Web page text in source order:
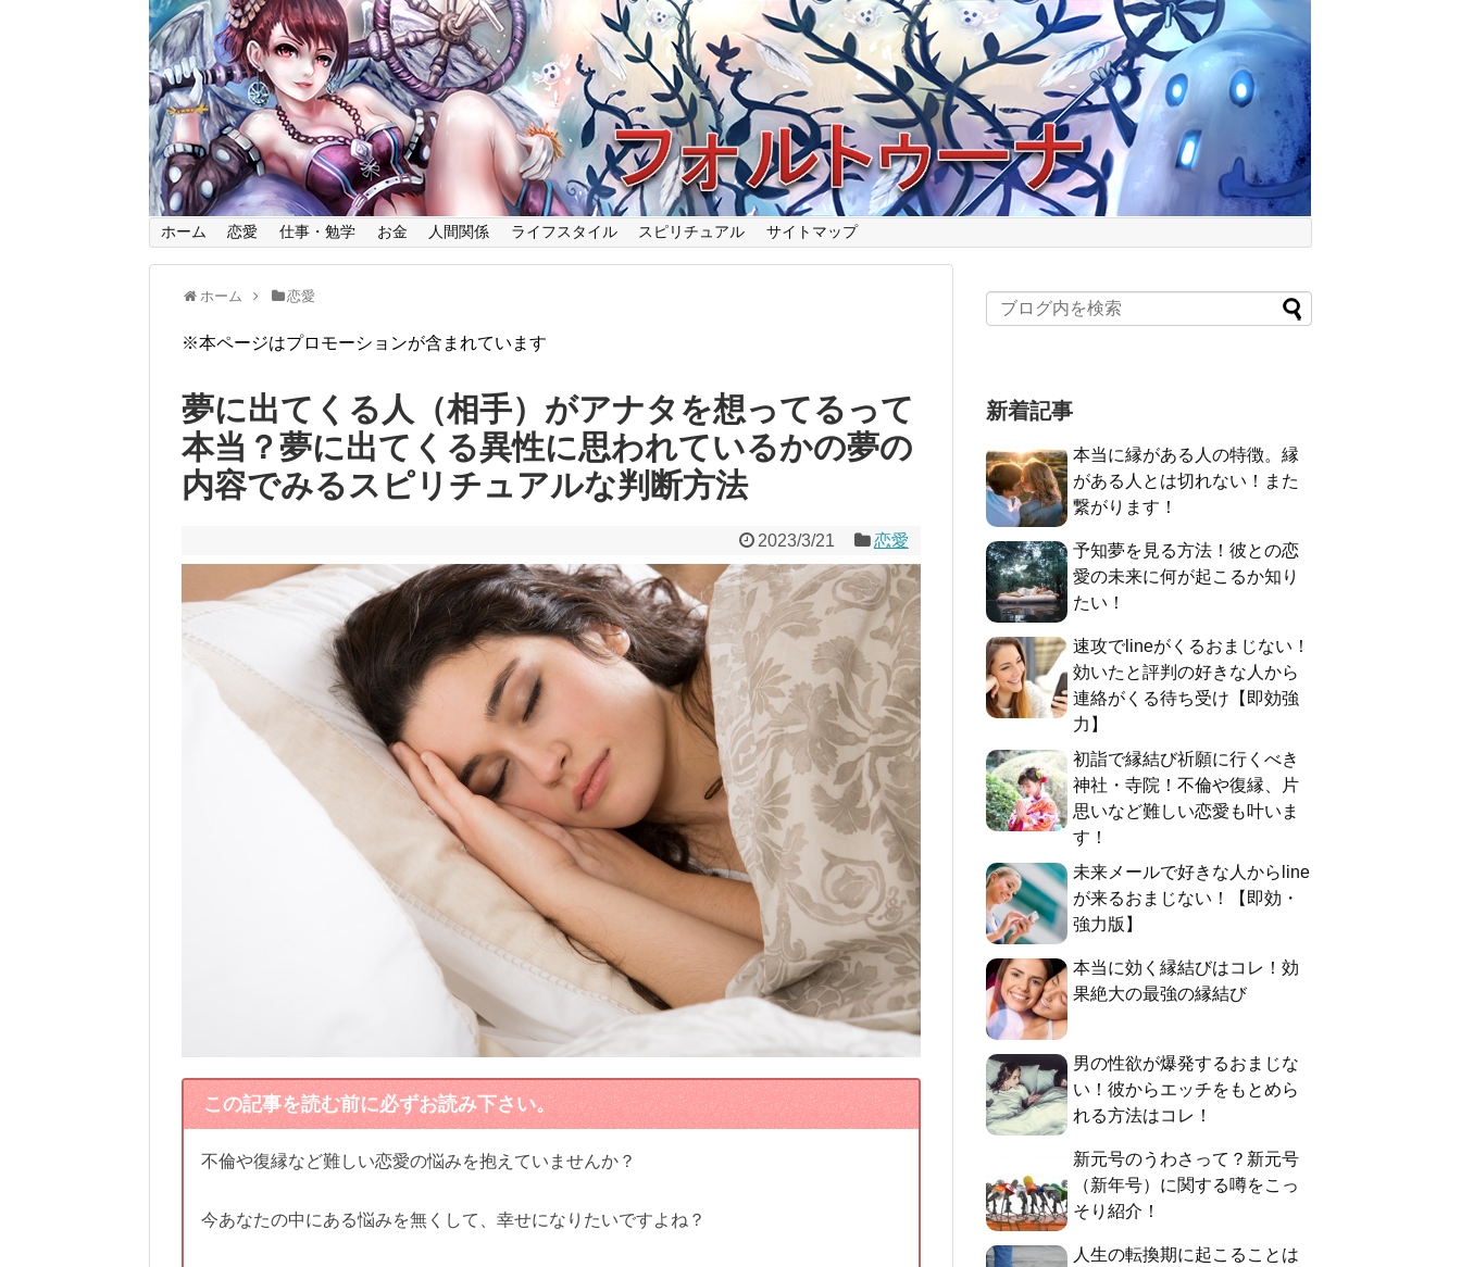
ホーム 恋愛 仕事・勉学 お金 人間関係 ライフスタイル スピリチュアル サイトマップ
ホーム 恋愛
※本ページはプロモーションが含まれています
夢に出てくる人（相手）がアナタを想ってるって
本当？夢に出てくる異性に思われているかの夢の
内容でみるスピリチュアルな判断方法
2023/3/21 恋愛
この記事を読む前に必ずお読み下さい。
不倫や復縁など難しい恋愛の悩みを抱えていませんか？
今あなたの中にある悩みを無くして、幸せになりたいですよね？
新着記事
本当に縁がある人の特徴。縁
がある人とは切れない！また
繋がります！
予知夢を見る方法！彼との恋
愛の未来に何が起こるか知り
たい！
速攻でlineがくるおまじない！
効いたと評判の好きな人から
連絡がくる待ち受け【即効強
力】
初詣で縁結び祈願に行くべき
神社・寺院！不倫や復縁、片
思いなど難しい恋愛も叶いま
す！
未来メールで好きな人からline
が来るおまじない！【即効・
強力版】
本当に効く縁結びはコレ！効
果絶大の最強の縁結び
男の性欲が爆発するおまじな
い！彼からエッチをもとめら
れる方法はコレ！
新元号のうわさって？新元号
（新年号）に関する噂をこっ
そり紹介！
人生の転換期に起こることは